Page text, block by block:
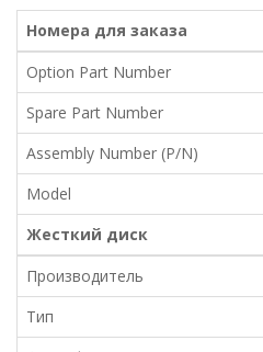
Номера для заказа
Option Part Number
Spare Part Number
Assembly Number (P/N)
Model
Жесткий диск
Производитель
Тип